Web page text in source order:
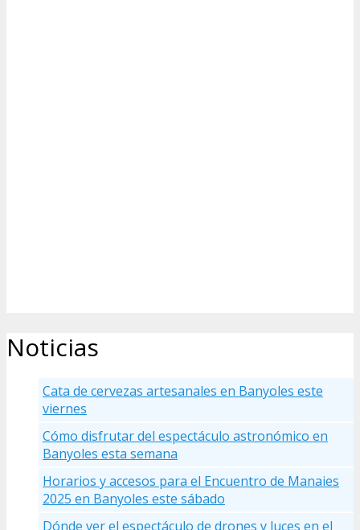
Noticias
Cata de cervezas artesanales en Banyoles este
viernes
Cómo disfrutar del espectáculo astronómico en
Banyoles esta semana
Horarios y accesos para el Encuentro de Manaies
2025 en Banyoles este sábado
Dónde ver el espectáculo de drones y luces en el